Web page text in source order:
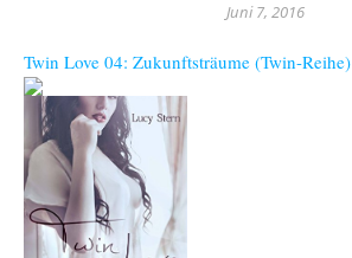
Juni 7, 2016
Twin Love 04: Zukunftsträume (Twin-Reihe)